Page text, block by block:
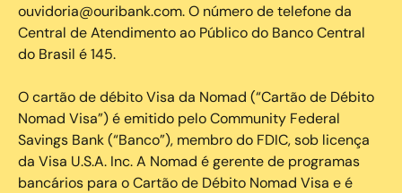
ouvidoria@ouribank.com. O número de telefone da
Central de Atendimento ao Público do Banco Central
do Brasil é 145.
O cartão de débito Visa da Nomad (“Cartão de Débito
Nomad Visa”) é emitido pelo Community Federal
Savings Bank (“Banco”), membro do FDIC, sob licença
da Visa U.S.A. Inc. A Nomad é gerente de programas
bancários para o Cartão de Débito Nomad Visa e é